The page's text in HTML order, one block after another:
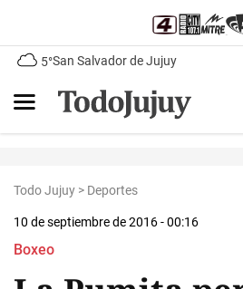
5°San Salvador de Jujuy
Todo Jujuy > Deportes
10 de septiembre de 2016 - 00:16
Boxeo